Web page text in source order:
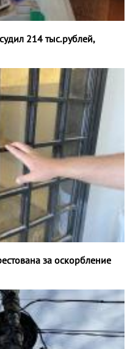
214 тыс.рублей,
за оскорбление